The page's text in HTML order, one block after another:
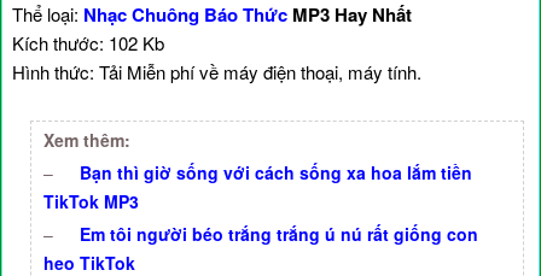
Thể loại: Nhạc Chuông Báo Thức MP3 Hay Nhất
Kích thước: 102 Kb
Hình thức: Tải Miễn phí về máy điện thoại, máy tính.
Xem thêm:
–
Bạn thì giờ sống với cách sống xa hoa lắm tiền
TikTok MP3
–
Em tôi người béo trắng trắng ú nú rất giống con
heo TikTok